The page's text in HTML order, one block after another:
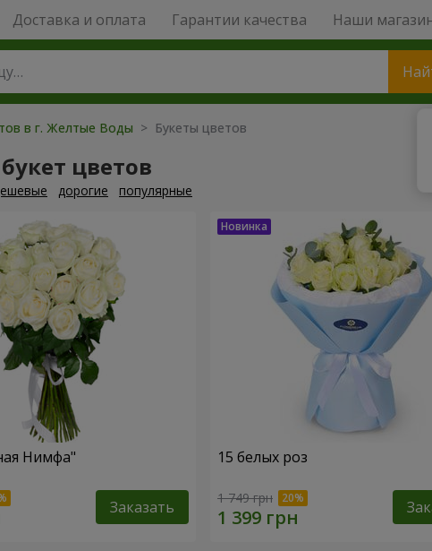
Доставка и оплата Гарантии качества Наши
в г. Желтые Воды > Букеты цветов
цветов
дорогие популярные
Нимфа"
Заказать
15 белых роз
1 749 грн